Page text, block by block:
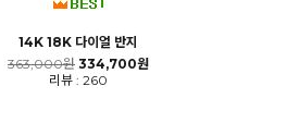
14K 18K 다이얼 반지
363,000원 334,700원
리뷰 : 260